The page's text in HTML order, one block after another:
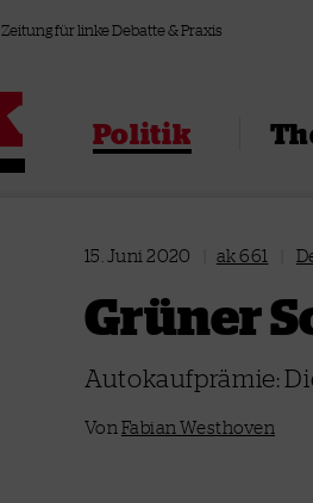
Zeitung für linke Debatte & Praxis
Politik
15. Juni 2020 ak 661
Grüner
Autokaufprämie:
VonFabian Westhoven